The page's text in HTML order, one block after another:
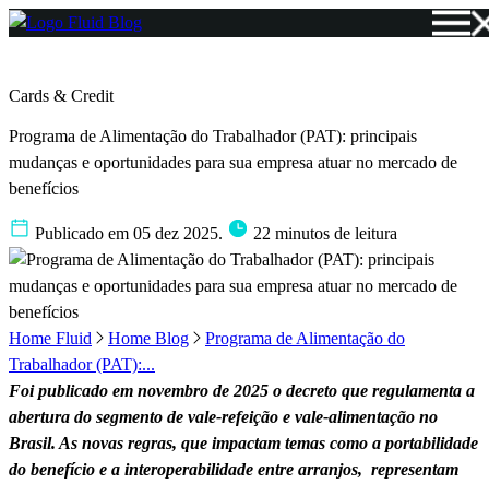
Cards & Credit
Programa de Alimentação do Trabalhador (PAT): principais
mudanças e oportunidades para sua empresa atuar no mercado de
benefícios
Publicado em 05 dez 2025. 22 minutos de leitura
Home Fluid Home Blog
Programa de Alimentação do
Trabalhador (PAT):...
Foi publicado em novembro de 2025 o decreto que regulamenta a
abertura do segmento de vale-refeição e vale-alimentação no
Brasil. As novas regras, que impactam temas como a portabilidade
do benefício e a interoperabilidade entre arranjos, representam